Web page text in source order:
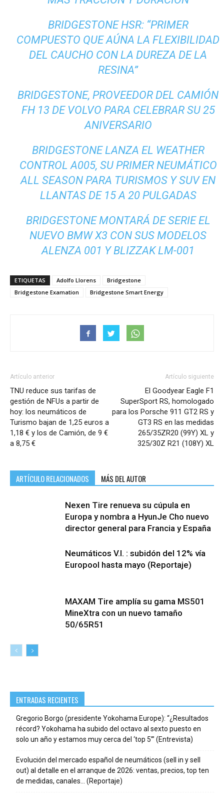
BRIDGESTONE HSR: “PRIMER
COMPUESTO QUE AÚNA LA FLEXIBILIDAD
DEL CAUCHO CON LA DUREZA DE LA
RESINA”
BRIDGESTONE, PROVEEDOR DEL CAMIÓN
FH 13 DE VOLVO PARA CELEBRAR SU 25
ANIVERSARIO
BRIDGESTONE LANZA EL WEATHER
CONTROL A005, SU PRIMER NEUMÁTICO
ALL SEASON PARA TURISMOS Y SUV EN
LLANTAS DE 15 A 20 PULGADAS
BRIDGESTONE MONTARÁ DE SERIE EL
NUEVO BMW X3 CON SUS MODELOS
ALENZA 001 Y BLIZZAK LM-001
ETIQUETAS Adolfo Llorens
Bridgestone
Bridgestone Examation
Bridgestone Smart Energy
Artículo anterior
TNU reduce sus tarifas de
gestión de NFUs a partir de
hoy: los neumáticos de
Turismo bajan de 1,25 euros a
1,18 € y los de Camión, de 9 €
a 8,75 €
Artículo siguiente
El Goodyear Eagle F1
SuperSport RS, homologado
para los Porsche 911 GT2 RS y
GT3 RS en las medidas
265/35ZR20 (99Y) XL y
325/30Z R21 (108Y) XL
ARTÍCULO RELACIONADOS MÁS DEL AUTOR
Nexen Tire renueva su cúpula en
Europa y nombra a HyunJe Cho nuevo
director general para Francia y España
Neumáticos V.I. : subidón del 12% vía
Europool hasta mayo (Reportaje)
MAXAM Tire amplía su gama MS501
MineXtra con un nuevo tamaño
50/65R51
ENTRADAS RECIENTES
Gregorio Borgo (presidente Yokohama Europe): “¿Resultados
récord? Yokohama ha subido del octavo al sexto puesto en
solo un año y estamos muy cerca del ‘top 5’” (Entrevista)
Evolución del mercado español de neumáticos (sell in y sell
out) al detalle en el arranque de 2026: ventas, precios, top ten
de medidas, canales… (Reportaje)